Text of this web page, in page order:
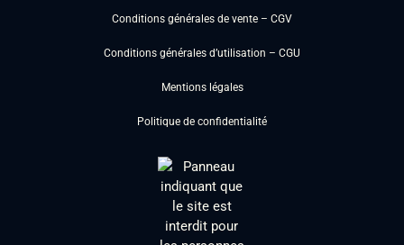
Conditions générales de vente – CGV
Conditions générales d’utilisation – CGU
Mentions légales
Politique de confidentialité